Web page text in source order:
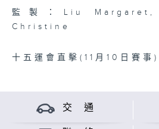
監製：Liu
Christine
十五運會直擊(11月10日賽事)
交 通